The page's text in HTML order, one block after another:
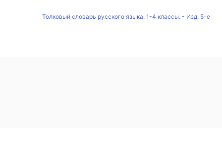
Толковый словарь русского языка: 1-4 классы. - Изд. 5-е